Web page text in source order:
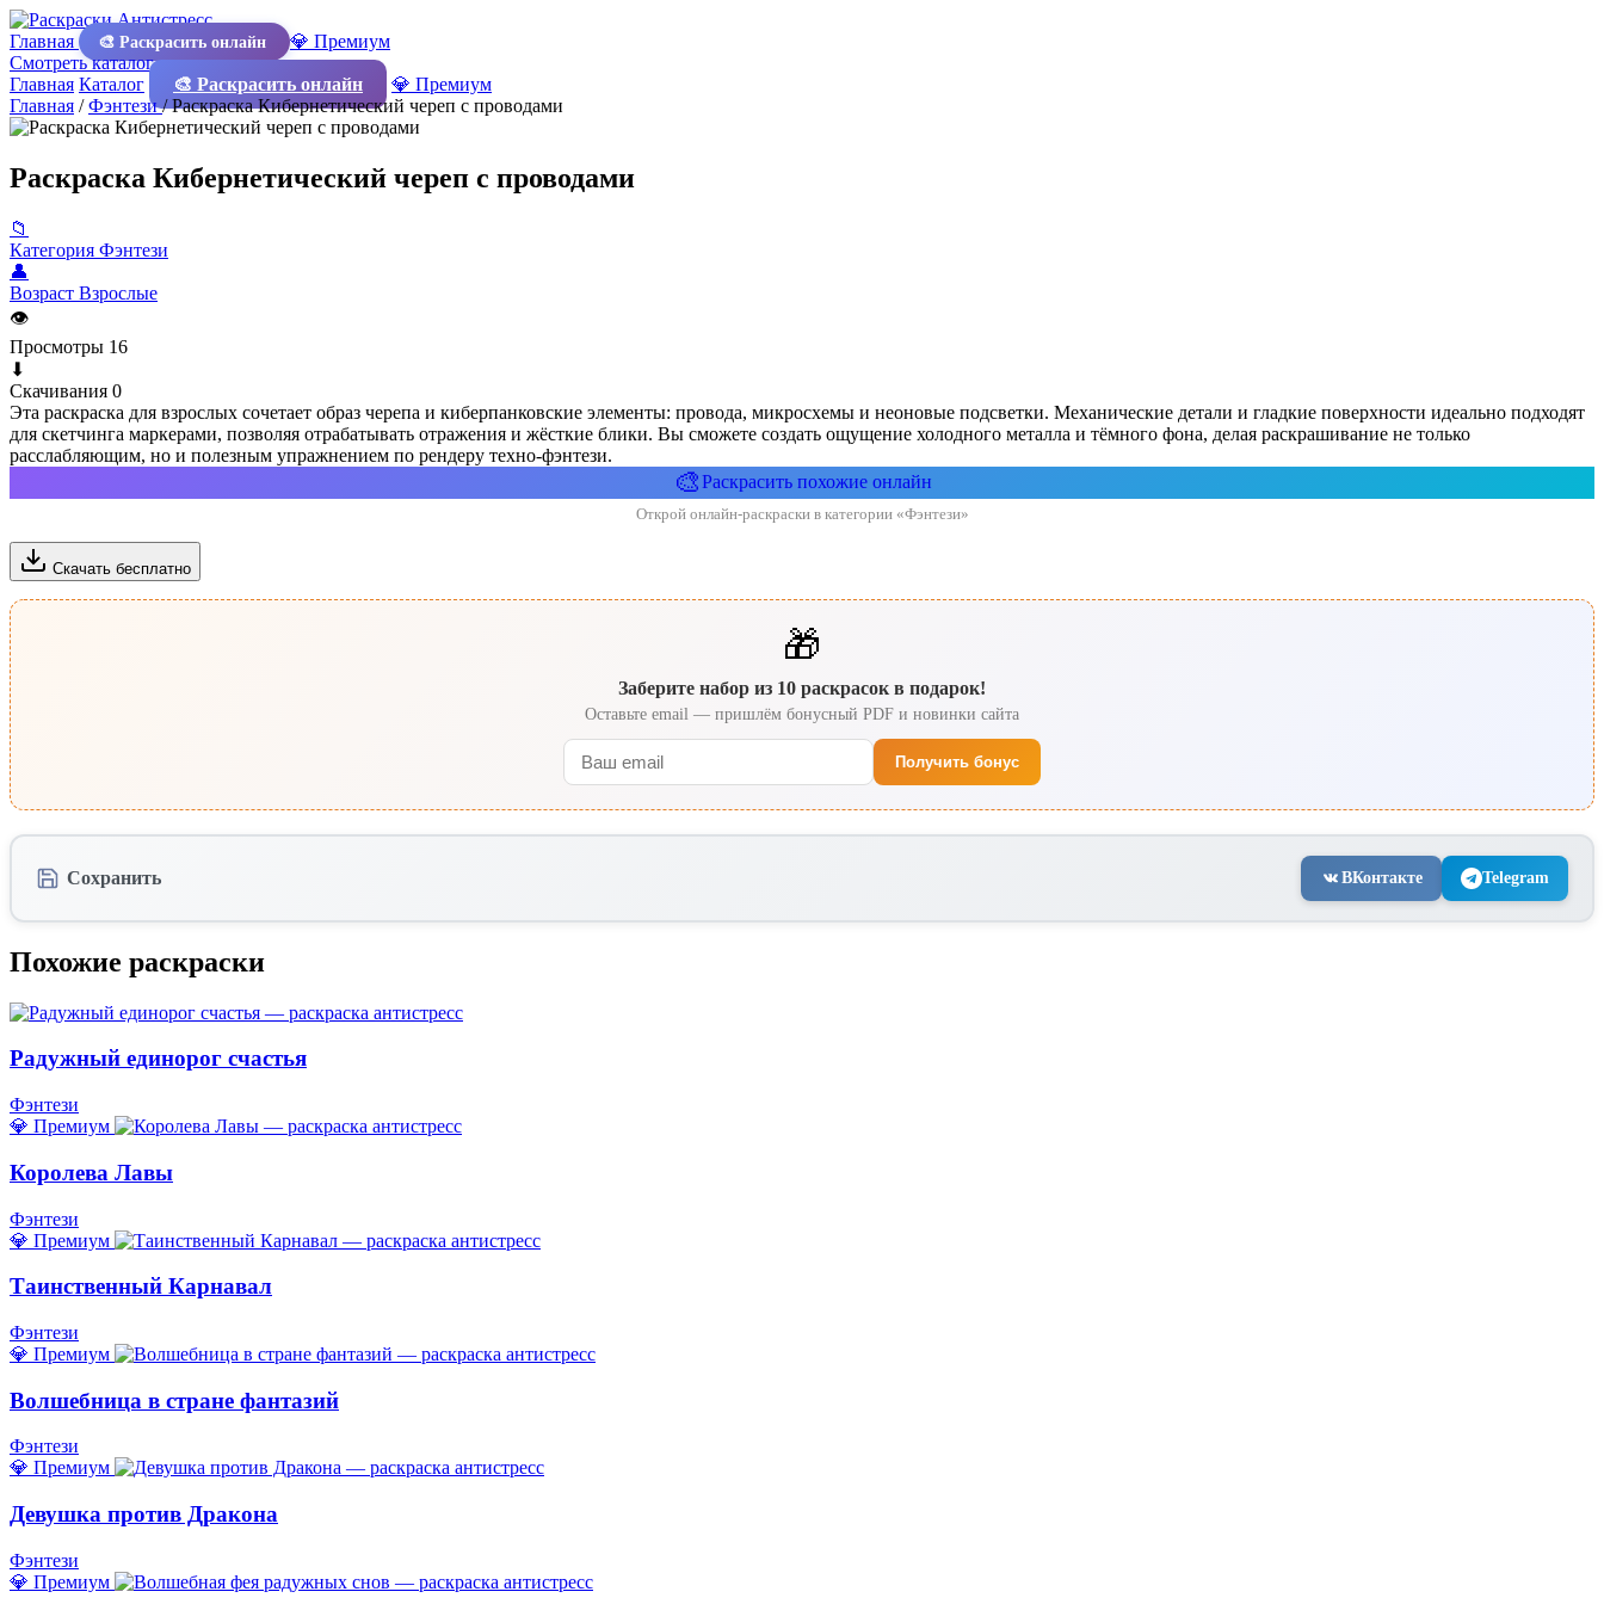
Главная 🎨 Раскрасить онлайн
💎 Премиум
Смотреть каталог
Главная Каталог 🎨 Раскрасить онлайн
💎 Премиум
Главная /Фэнтези/Раскраска Кибернетический череп с проводами
Раскраска Кибернетический череп с проводами
📁
Категория Фэнтези
👤
Возраст Взрослые
👁
Просмотры 16
⬇
Скачивания 0
Эта раскраска для взрослых сочетает образ черепа и киберпанковские элементы: провода, микросхемы и неоновые подсветки. Механические детали и гладкие поверхности идеально подходят
для скетчинга маркерами, позволяя отрабатывать отражения и жёсткие блики. Вы сможете создать ощущение холодного металла и тёмного фона, делая раскрашивание не только
расслабляющим, но и полезным упражнением по рендеру техно-фэнтези.
🎨Раскрасить похожие онлайн
Открой онлайн-раскраски в категории «Фэнтези»
Скачать бесплатно
🎁
Заберите набор из 10 раскрасок в подарок!
Оставьте email — пришлём бонусный PDF и новинки сайта
Получить бонус
Сохранить ВКонтакте Telegram
Похожие раскраски
Радужный единорог счастья
Фэнтези
💎 Премиум
Королева Лавы
Фэнтези
💎 Премиум
Таинственный Карнавал
Фэнтези
💎 Премиум
Волшебница в стране фантазий
Фэнтези
💎 Премиум
Девушка против Дракона
Фэнтези
💎 Премиум